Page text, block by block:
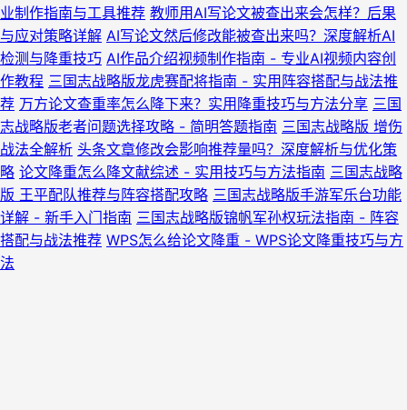
业制作指南与工具推荐 教师用AI写论文被查出来会怎样？后果
与应对策略详解 AI写论文然后修改能被查出来吗？深度解析AI
检测与降重技巧 AI作品介绍视频制作指南 - 专业AI视频内容创
作教程 三国志战略版龙虎赛配将指南 - 实用阵容搭配与战法推
荐 万方论文查重率怎么降下来？实用降重技巧与方法分享 三国
志战略版老者问题选择攻略 - 简明答题指南 三国志战略版 增伤
战法全解析 头条文章修改会影响推荐量吗？深度解析与优化策
略 论文降重怎么降文献综述 - 实用技巧与方法指南 三国志战略
版 王平配队推荐与阵容搭配攻略 三国志战略版手游军乐台功能
详解 - 新手入门指南 三国志战略版锦帆军孙权玩法指南 - 阵容
搭配与战法推荐 WPS怎么给论文降重 - WPS论文降重技巧与方
法